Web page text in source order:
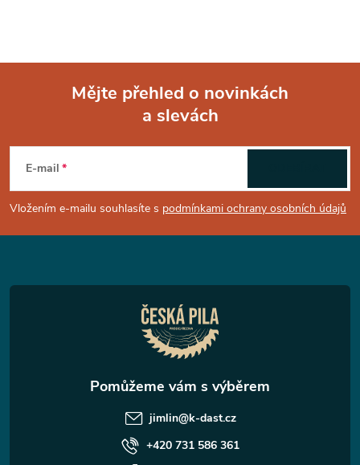
p
t
Mějte přehled o novinkách
a slevách
E-mail
Vložením e-mailu souhlasíte s podmínkami ochrany osobních údajů
jimlin@k-dast.cz
+420 731 586 361